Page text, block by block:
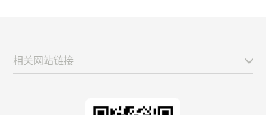
相关网站链接